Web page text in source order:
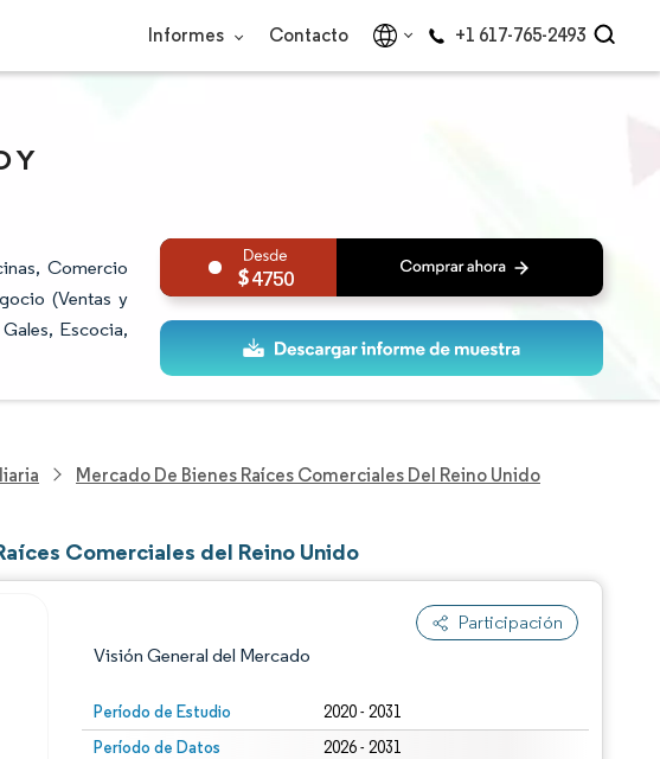
Informes Contacto +1 617-765-2493
Y
Comercio
(Ventas y
Escocia,
4750
Mercado De Bienes Raíces Comerciales Del Reino Unido
Comerciales del Reino Unido
Participación
Visión General del Mercado
Período de Estudio 2020 - 2031
Período de Datos
2026 - 2031